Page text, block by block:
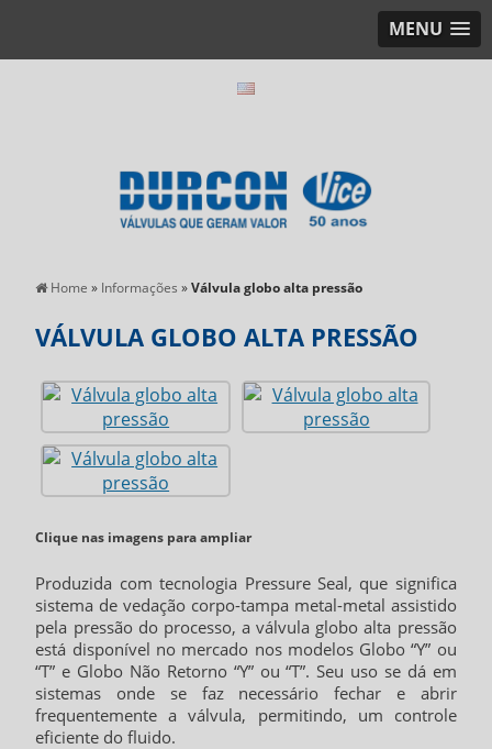
MENU
Home » Informações»Válvula globo alta pressão
VÁLVULA GLOBO ALTA PRESSÃO
Clique nas imagens para ampliar
Produzida com tecnologia Pressure Seal, que significa
sistema de vedação corpo-tampa metal-metal assistido
pela pressão do processo, aválvula globo alta pressão
está disponível no mercado nos modelos Globo “Y” ou
“T” e Globo Não Retorno “Y” ou “T”. Seu uso se dá em
sistemas onde se faz necessário fechar e abrir
frequentemente a válvula, permitindo, um controle
eficiente do fluido.